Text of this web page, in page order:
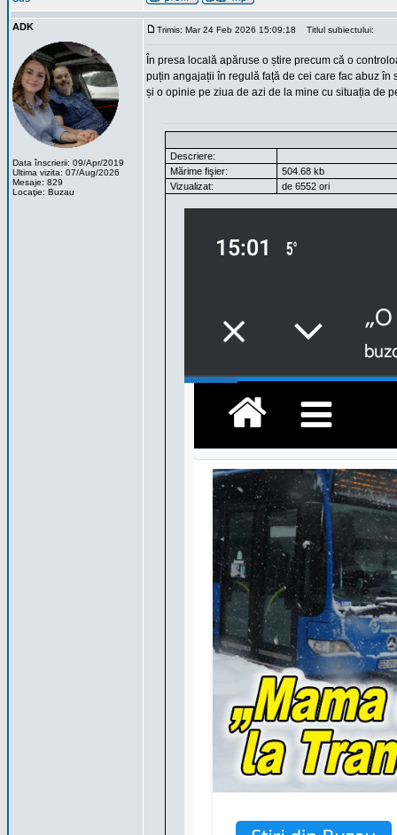
ADK
Data înscrierii: 09/Apr/2019
Ultima vizita: 07/Aug/2026
Mesaje: 829
Locaţie: Buzau
Trimis: Mar 24 Feb 2026 15:09:18 Titlul subiectului:
În presa locală apăruse o știre precum că o
puțin angajații în regulă față de cei care fac abuz în
și o opinie pe ziua de azi de la mine cu situația de
Descriere:
Mărime fişier:
504.68 kb
Vizualizat:
de 6552 ori